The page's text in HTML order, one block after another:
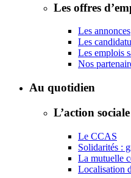
Les offres
Les annonces
Les
Les emplois
Nos
Au quotidien
L’action sociale
Le CCAS
Solidarités :
La mutuelle
Localisation